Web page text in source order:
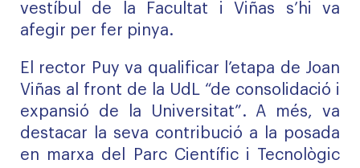
vestíbul de la Facultat i Viñas s’hi va
afegir per fer pinya.
El rector Puy va qualificar l’etapa de Joan
Viñas al front de la UdL “de consolidació i
expansió de la Universitat”. A més, va
destacar la seva contribució a la posada
en marxa del Parc Científic i Tecnològic